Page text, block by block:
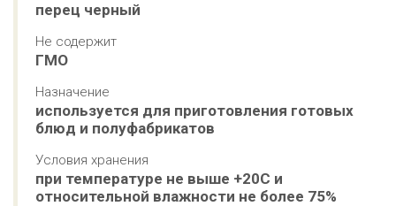
перец черный
Не содержит
ГМО
Назначение
используется для приготовления готовых
блюд и полуфабрикатов
Условия хранения
при температуре не выше +20С и
относительной влажности не более 75%